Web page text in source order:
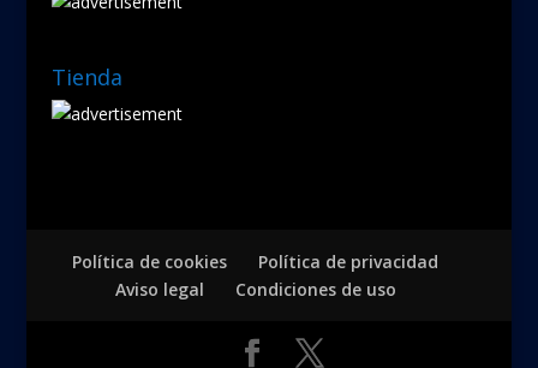
Tienda
Política de cookies
Política de privacidad
Aviso legal
Condiciones de uso